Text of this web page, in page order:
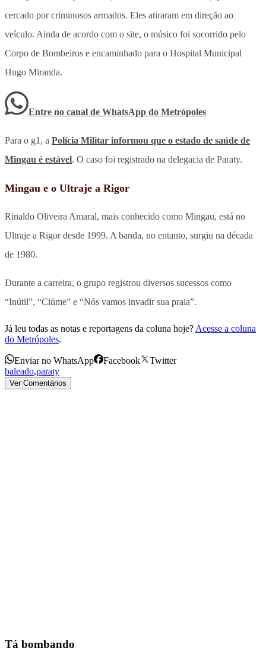
cercado por criminosos armados. Eles atiraram em direção ao
veículo. Ainda de acordo com o site, o músico foi socorrido pelo
Corpo de Bombeiros e encaminhado para o Hospital Municipal
Hugo Miranda.
Entre no canal de WhatsApp do Metrópoles
Para o g1, a Polícia Militar informou que o estado de saúde de
Mingau é estável. O caso foi registrado na delegacia de Paraty.
Mingau e o Ultraje a Rigor
Rinaldo Oliveira Amaral, mais conhecido como Mingau, está no
Ultraje a Rigor desde 1999. A banda, no entanto, surgiu na década
de 1980.
Durante a carreira, o grupo registrou diversos sucessos como
“Inútil”, “Ciúme” e “Nós vamos invadir sua praia”.
Já leu todas as notas e reportagens da coluna hoje? Acesse a coluna
do Metrópoles.
Enviar no WhatsApp Facebook
Twitter
baleado,paraty
Ver Comentários
Tá bombando